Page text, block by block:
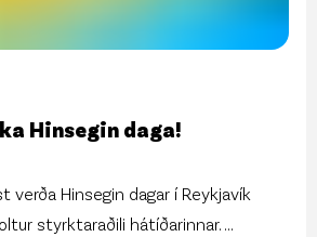
Hinsegin daga!
verða Hinsegin dagar í Reykjavík
styrktaraðili hátíðarinnar. ...